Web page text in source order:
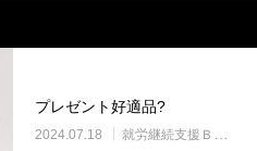
プレゼント好適品?
2024.07.18 就労継続支援Ｂ型・ニコサービス城東センター